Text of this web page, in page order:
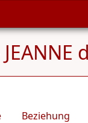
JEANNE
Beziehung